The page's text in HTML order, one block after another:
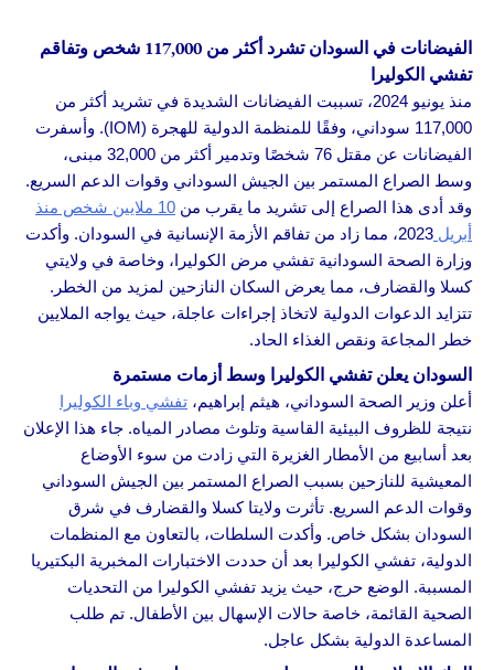
الفيضانات في السودان تشرد أكثر من 117,000 شخص وتفاقم
تفشي الكوليرا
منذ يونيو 2024، تسببت الفيضانات الشديدة في تشريد أكثر من
117,000 سوداني، وفقًا للمنظمة الدولية للهجرة (IOM). وأسفرت
الفيضانات عن مقتل 76 شخصًا وتدمير أكثر من 32,000 مبنى،
وسط الصراع المستمر بين الجيش السوداني وقوات الدعم السريع.
وقد أدى هذا الصراع إلى تشريد ما يقرب من
10 ملايين شخص منذ
أبريل
2023، مما زاد من تفاقم الأزمة الإنسانية في السودان. وأكدت
وزارة الصحة السودانية تفشي مرض الكوليرا، وخاصة في ولايتي
كسلا والقضارف، مما يعرض السكان النازحين لمزيد من الخطر.
تتزايد الدعوات الدولية لاتخاذ إجراءات عاجلة، حيث يواجه الملايين
خطر المجاعة ونقص الغذاء الحاد.
السودان يعلن تفشي الكوليرا وسط أزمات مستمرة
أعلن وزير الصحة السوداني، هيثم إبراهيم، تفشي وباء الكوليرا
نتيجة للظروف البيئية القاسية وتلوث مصادر المياه. جاء هذا الإعلان
بعد أسابيع من الأمطار الغزيرة التي زادت من سوء الأوضاع
المعيشية للنازحين بسبب الصراع المستمر بين الجيش السوداني
وقوات الدعم السريع. تأثرت ولايتا كسلا والقضارف في شرق
السودان بشكل خاص. وأكدت السلطات، بالتعاون مع المنظمات
الدولية، تفشي الكوليرا بعد أن حددت الاختبارات المخبرية البكتيريا
المسببة. الوضع حرج، حيث يزيد تفشي الكوليرا من التحديات
الصحية القائمة، خاصة حالات الإسهال بين الأطفال. تم طلب
المساعدة الدولية بشكل عاجل.